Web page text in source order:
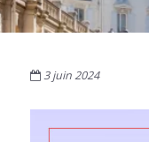
3 juin 2024